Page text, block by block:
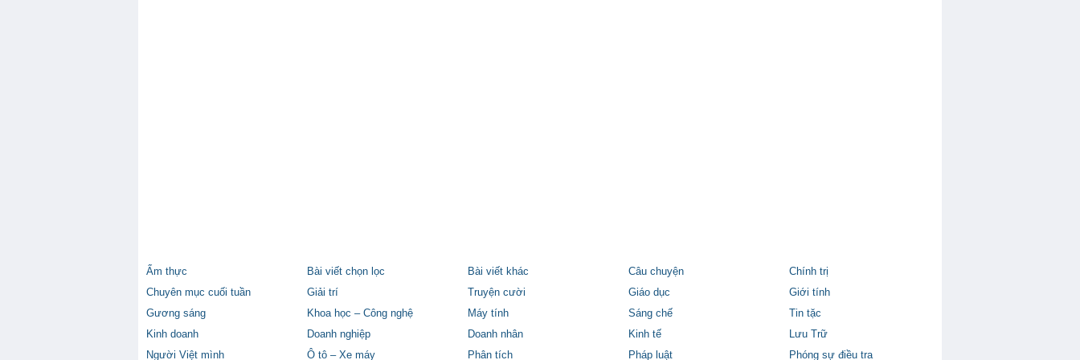
Ẩm thực Bài viết chọn lọc Bài viết khác Câu chuyện
Chính trị
Chuyên mục cuối tuần
Giải trí Truyện cười Giáo dục
Giới tính
Gương sáng
Khoa học – Công nghệ Máy tính Sáng chế
Tin tặc
Kinh doanh
Doanh nghiệp Doanh nhân Kinh tế
Lưu Trữ
Người Việt mình
Ô tô – Xe máy Phân tích Pháp luật Phóng sự điều tra